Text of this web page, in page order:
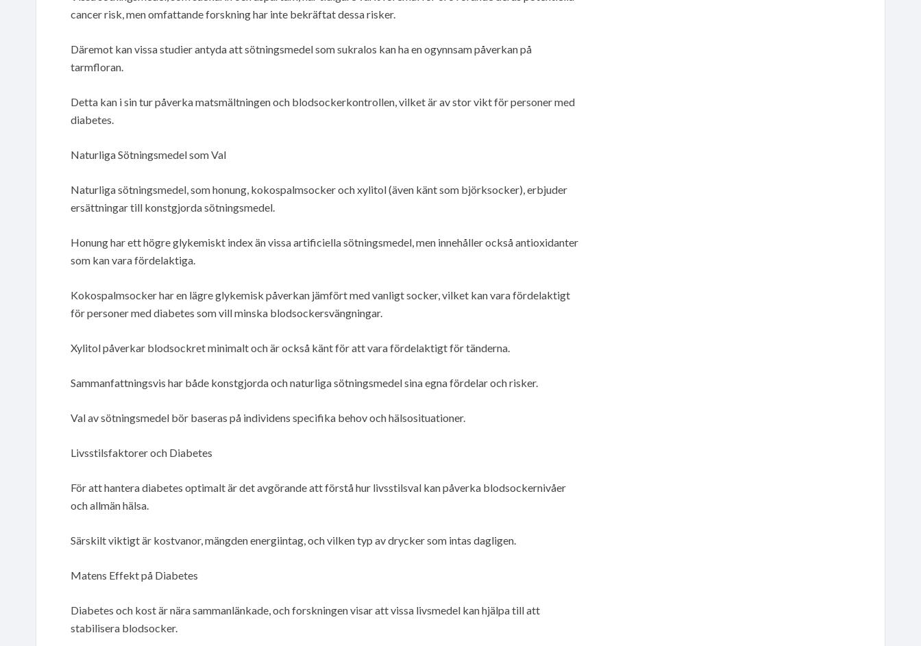
cancer risk, men omfattande forskning har inte bekräftat dessa risker.
Däremot kan vissa studier antyda att sötningsmedel som sukralos kan ha en ogynnsam påverkan på
tarmfloran.
Detta kan i sin tur påverka matsmältningen och blodsockerkontrollen, vilket är av stor vikt för personer med
diabetes.
Naturliga Sötningsmedel som Val
Naturliga sötningsmedel, som honung, kokospalmsocker och xylitol (även känt som björksocker), erbjuder
ersättningar till konstgjorda sötningsmedel.
Honung har ett högre glykemiskt index än vissa artificiella sötningsmedel, men innehåller också antioxidanter
som kan vara fördelaktiga.
Kokospalmsocker har en lägre glykemisk påverkan jämfört med vanligt socker, vilket kan vara fördelaktigt
för personer med diabetes som vill minska blodsockersvängningar.
Xylitol påverkar blodsockret minimalt och är också känt för att vara fördelaktigt för tänderna.
Sammanfattningsvis har både konstgjorda och naturliga sötningsmedel sina egna fördelar och risker.
Val av sötningsmedel bör baseras på individens specifika behov och hälsosituationer.
Livsstilsfaktorer och Diabetes
För att hantera diabetes optimalt är det avgörande att förstå hur livsstilsval kan påverka blodsockernivåer
och allmän hälsa.
Särskilt viktigt är kostvanor, mängden energiintag, och vilken typ av drycker som intas dagligen.
Matens Effekt på Diabetes
Diabetes och kost är nära sammanlänkade, och forskningen visar att vissa livsmedel kan hjälpa till att
stabilisera blodsocker.